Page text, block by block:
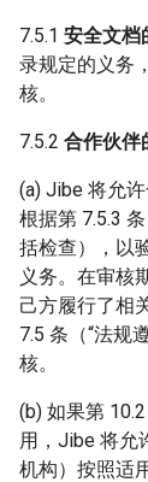
7.5.1 安全文档
录规定的义务
核。
7.5.2 合作伙伴
(a) Jibe 将允
根据第 7.5.3
括检查），以
义务。在审核
己方履行了相
7.5 条（“法规
核。
(b) 如果第
用，Jibe 将允
机构）按照适